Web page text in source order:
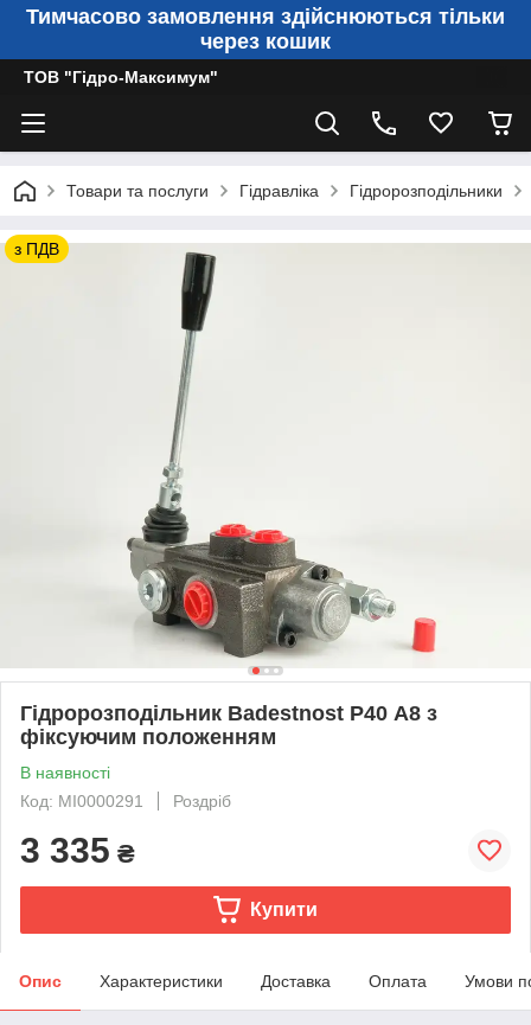
Тимчасово замовлення здійснюються тільки
через кошик
ТОВ "Гідро-Максимум"
Товари та послуги Гідравліка Гідророзподільники
з ПДВ
Гідророзподільник Badestnost Р40 A8 з
фіксуючим положенням
В наявності
Код: MI0000291
Роздріб
3 335 ₴
Купити
Опис Характеристики Доставка Оплата Умови